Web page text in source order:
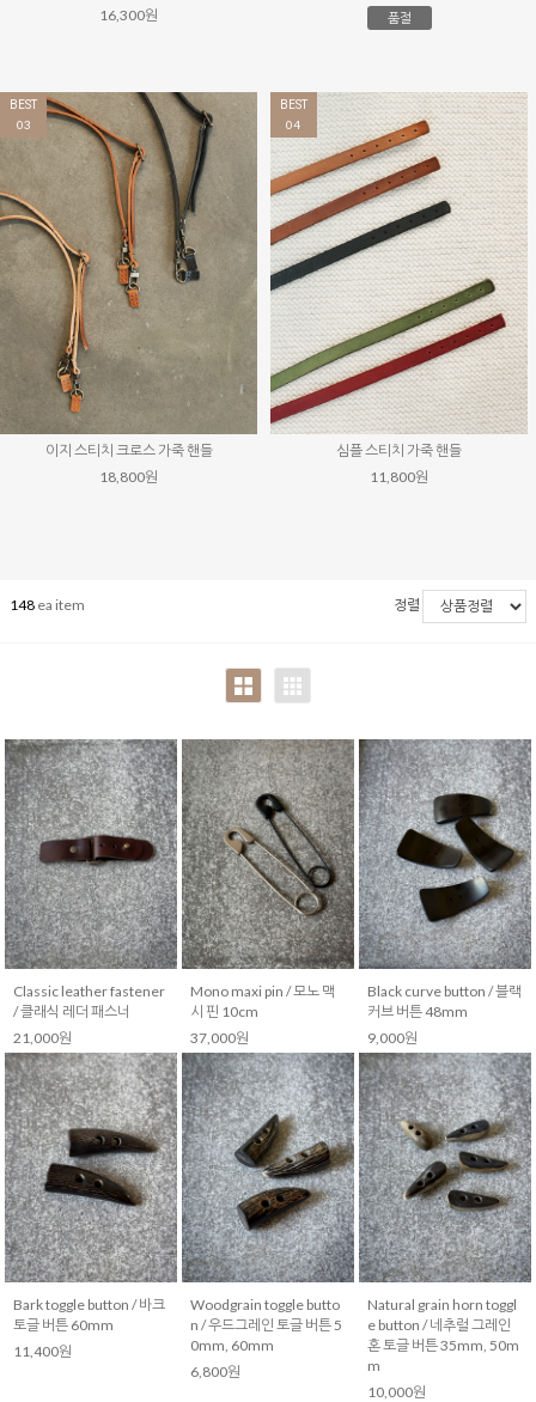
16,300원
품절
BEST
03
이지 스티치 크로스 가죽 핸들
18,800원
BEST
04
심플 스티치 가죽 핸들
11,800원
148 ea item 정렬
Classic leather fastener
/ 클래식 레더 패스너
21,000원
Mono maxi pin / 모노 맥
시 핀 10cm
37,000원
Black curve button / 블랙
커브 버튼 48mm
9,000원
Bark toggle button / 바크
토글 버튼 60mm
11,400원
Woodgrain toggle butto
n / 우드그레인 토글 버튼 5
0mm, 60mm
6,800원
Natural grain horn toggl
e button / 네추럴 그레인
혼 토글 버튼 35mm, 50m
m
10,000원